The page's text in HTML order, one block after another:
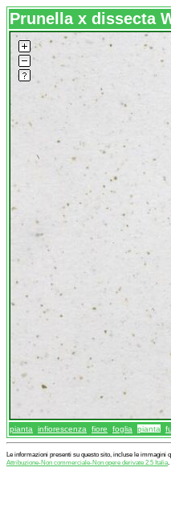
Prunella x dissecta
pianta infiorescenza fiore foglia pianta
Le informazioni presenti su questo sito, incluse le immagini
Attribuzione-Non commerciale-Non opere derivate 2.5 Italia.